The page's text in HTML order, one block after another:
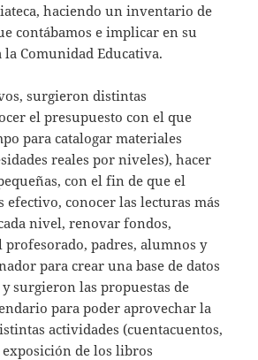
haciendo un inventario de
contábamos e implicar en su
Comunidad Educativa.
surgieron distintas
el presupuesto con el que
para catalogar materiales
reales por niveles), hacer
con el fin de que el
efectivo, conocer las lecturas más
nivel, renovar fondos,
padres, alumnos y
para crear una base de datos
surgieron las propuestas de
para poder aprovechar la
actividades (cuentacuentos,
de los libros